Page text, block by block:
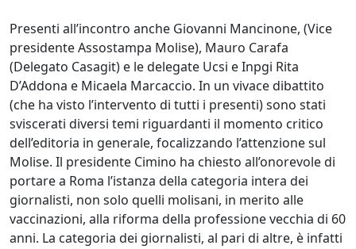
Presenti all’incontro anche Giovanni Mancinone, (Vice
presidente Assostampa Molise), Mauro Carafa
(Delegato Casagit) e le delegate Ucsi e Inpgi Rita
D’Addona e Micaela Marcaccio. In un vivace dibattito
(che ha visto l’intervento di tutti i presenti) sono stati
sviscerati diversi temi riguardanti il momento critico
dell’editoria in generale, focalizzando l’attenzione sul
Molise. Il presidente Cimino ha chiesto all’onorevole di
portare a Roma l’istanza della categoria intera dei
giornalisti, non solo quelli molisani, in merito alle
vaccinazioni, alla riforma della professione vecchia di 60
anni. La categoria dei giornalisti, al pari di altre, è infatti